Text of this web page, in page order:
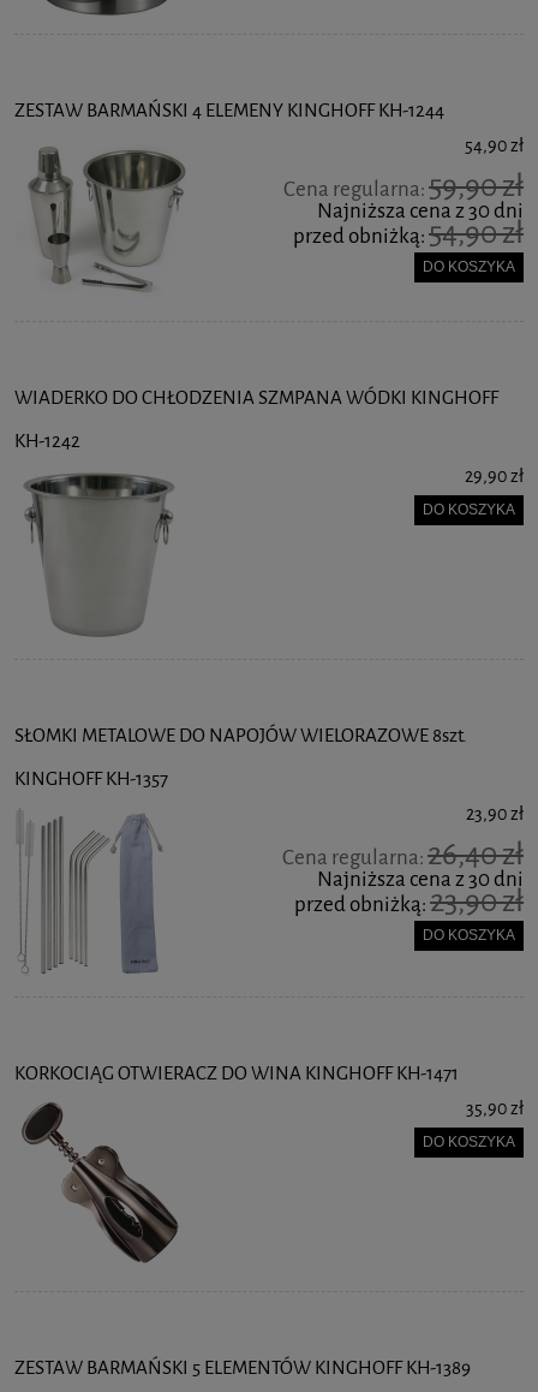
ZESTAW BARMAŃSKI 4 ELEMENY KINGHOFF KH-1244
54,90 zł
Cena regularna:59,90 zł
Najniższa cena z 30 dni
przed obniżką:54,90 zł
DO KOSZYKA
WIADERKO DO CHŁODZENIA SZMPANA WÓDKI KINGHOFF
KH-1242
29,90 zł
DO KOSZYKA
SŁOMKI METALOWE DO NAPOJÓW WIELORAZOWE 8szt.
KINGHOFF KH-1357
23,90 zł
Cena regularna:26,40 zł
Najniższa cena z 30 dni
przed obniżką:23,90 zł
DO KOSZYKA
KORKOCIĄG OTWIERACZ DO WINA KINGHOFF KH-1471
35,90 zł
DO KOSZYKA
ZESTAW BARMAŃSKI 5 ELEMENTÓW KINGHOFF KH-1389